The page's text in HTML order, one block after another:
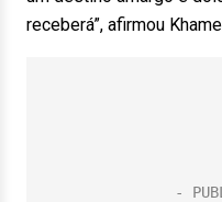
receberá”, afirmou